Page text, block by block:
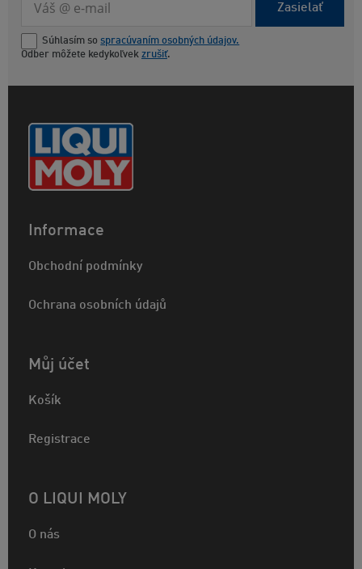
Zasielať
Súhlasím so spracúvaním osobných údajov.
Odber môžete kedykoľvek zrušiť.
Informace
Obchodní podmínky
Ochrana osobních údajů
Můj účet
Košík
Registrace
O LIQUI MOLY
O nás